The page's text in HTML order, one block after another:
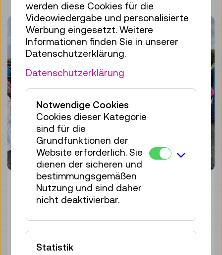
ABGEHOBEN! EIN
SCHÄRDING
24. April 2025
werden diese Cookies für die
Videowiedergabe und personalisierte
Werbung eingesetzt. Weitere
Informationen finden Sie in unserer
Datenschutzerklärung.
Datenschutzerklärung
Notwendige Cookies
Cookies dieser Kategorie
sind für die
Grundfunktionen der
Website erforderlich. Sie
dienen der sicheren und
bestimmungsgemäßen
Nutzung und sind daher
nicht deaktivierbar.
Statistik